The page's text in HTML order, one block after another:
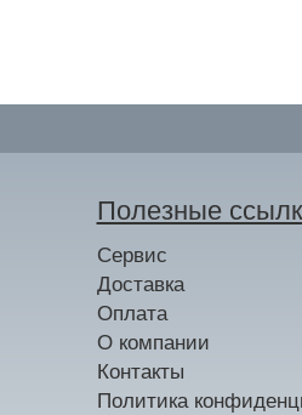
Полезные
Сервис
Доставка
Оплата
О компании
Контакты
Политика